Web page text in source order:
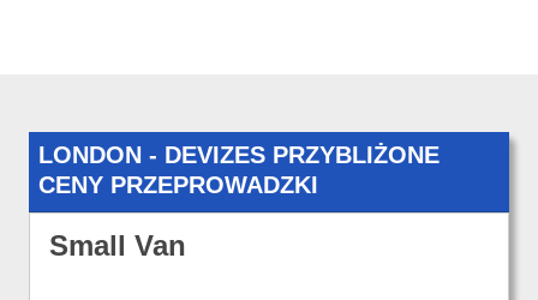
LONDON - DEVIZES PRZYBLIŻONE
CENY PRZEPROWADZKI
Small Van